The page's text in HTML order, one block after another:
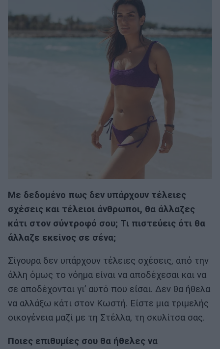
Με δεδομένο πως δεν υπάρχουν τέλειες
σχέσεις και τέλειοι άνθρωποι, θα άλλαζες
κάτι στον σύντροφό σου; Τι πιστεύεις ότι θα
άλλαζε εκείνος σε σένα;
Σίγουρα δεν υπάρχουν τέλειες σχέσεις, από την
άλλη όμως το νόημα είναι να αποδέχεσαι και να
σε αποδέχονται γι’ αυτό που είσαι. Δεν θα ήθελα
να αλλάξω κάτι στον Κωστή. Είστε μια τριμελής
οικογένεια μαζί με τη Στέλλα, τη σκυλίτσα σας.
Ποιες επιθυμίες σου θα ήθελες να